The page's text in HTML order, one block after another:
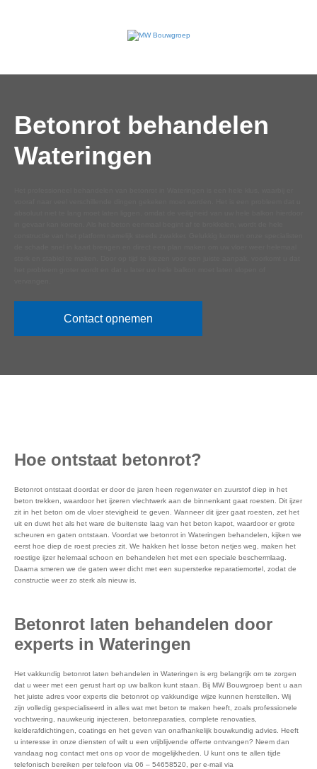
Betonrot behandelen
Wateringen
Contact opnemen
Hoe ontstaat betonrot?
Betonrot ontstaat doordat er door de jaren heen regenwater en zuurstof diep in het
beton trekken, waardoor het ijzeren vlechtwerk aan de binnenkant gaat roesten. Dit ijzer
zit in het beton om de vloer stevigheid te geven. Wanneer dit ijzer gaat roesten, zet het
uit en duwt het als het ware de buitenste laag van het beton kapot, waardoor er grote
scheuren en gaten ontstaan. Voordat we betonrot in Wateringen behandelen, kijken we
eerst hoe diep de roest precies zit. We hakken het losse beton netjes weg, maken het
roestige ijzer helemaal schoon en behandelen het met een speciale beschermlaag.
Daarna smeren we de gaten weer dicht met een supersterke reparatiemortel, zodat de
constructie weer zo sterk als nieuw is.
Betonrot laten behandelen door
experts in Wateringen
Het vakkundig betonrot laten behandelen in Wateringen is erg belangrijk om te zorgen
dat u weer met een gerust hart op uw balkon kunt staan. Bij MW Bouwgroep bent u aan
het juiste adres voor experts die betonrot op vakkundige wijze kunnen herstellen. Wij
zijn volledig gespecialiseerd in alles wat met beton te maken heeft, zoals professionele
vochtwering, nauwkeurig injecteren, betonreparaties, complete renovaties,
kelderafdichtingen, coatings en het geven van onafhankelijk bouwkundig advies. Heeft
u interesse in onze diensten of wilt u een vrijblijvende offerte ontvangen? Neem dan
vandaag nog contact met ons op voor de mogelijkheden. U kunt ons te allen tijde
telefonisch bereiken per telefoon via 06 – 54658520, per e-mail via